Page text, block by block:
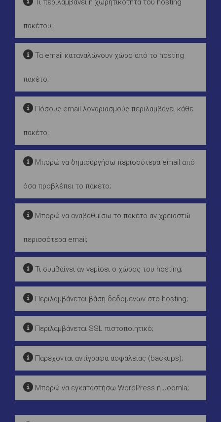
Τι περιλαμβάνει η χωρητικότητα του hosting
πακέτου;
Τα email καταναλώνουν χώρο από το hosting
πακέτο;
Πόσους email λογαριασμούς περιλαμβάνει κάθε
πακέτο;
Μπορώ να δημιουργήσω περισσότερα email από
όσα προβλέπει το πακέτο;
Μπορώ να αναβαθμίσω το πακέτο αν χρειαστώ
περισσότερα email;
Τι συμβαίνει αν γεμίσει ο χώρος του hosting;
Περιλαμβάνεται βάση δεδομένων στο hosting;
Περιλαμβάνεται SSL πιστοποιητικό;
Παρέχονται αντίγραφα ασφαλείας (backups);
Μπορώ να εγκαταστήσω WordPress ή Joomla;